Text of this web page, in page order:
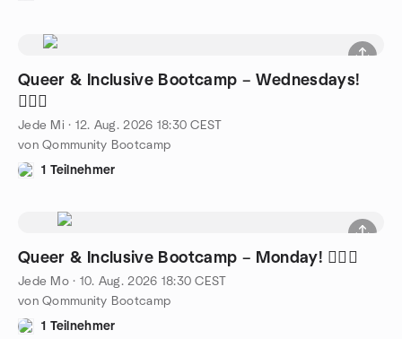
Queer & Inclusive Bootcamp – Wednesdays!
Jede Mi · 12. Aug. 2026 18:30 CEST
von Qommunity Bootcamp
1 Teilnehmer
Queer & Inclusive Bootcamp – Monday! 🏋️‍♀️✨
Jede Mo· 10. Aug. 2026 18:30 CEST
von Qommunity Bootcamp
1 Teilnehmer